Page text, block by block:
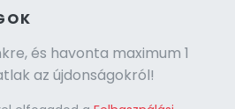
és havonta maximum 1
az újdonságokról!